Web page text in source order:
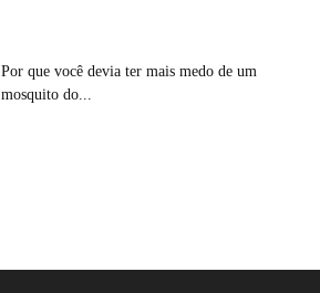
Por que você devia ter mais medo de um
mosquito do...